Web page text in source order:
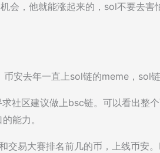
会，他就能涨起来的，sol不要去害
安去年一直上sol链的meme，sol
社区建议做上bsc链。可以看出整
能力。
交易大赛排名前几的币，上线币安